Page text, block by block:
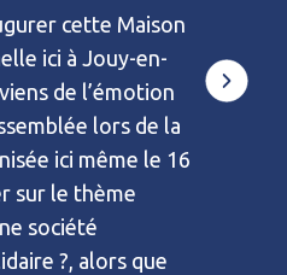
cette Maison
ici à Jouy-en-
de l’émotion
lors de la
ici même le 16
sur le thème
société
?, alors que
salariés